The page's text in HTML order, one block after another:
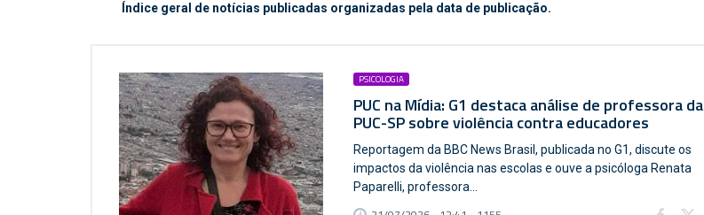
Índice geral de notícias publicadas organizadas pela data de publicação.
PSICOLOGIA
PUC na Mídia: G1 destaca análise de professora da
PUC-SP sobre violência contra educadores
Reportagem da BBC News Brasil, publicada no G1, discute os
impactos da violência nas escolas e ouve a psicóloga Renata
Paparelli, professora...